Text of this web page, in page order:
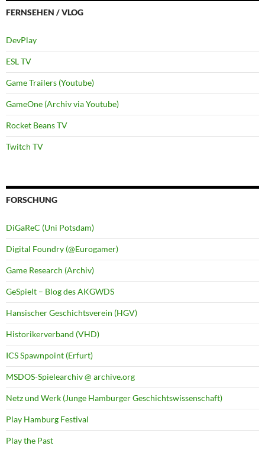
FERNSEHEN / VLOG
DevPlay
ESL TV
Game Trailers (Youtube)
GameOne (Archiv via Youtube)
Rocket Beans TV
Twitch TV
FORSCHUNG
DiGaReC (Uni Potsdam)
Digital Foundry (@Eurogamer)
Game Research (Archiv)
GeSpielt – Blog des AKGWDS
Hansischer Geschichtsverein (HGV)
Historikerverband (VHD)
ICS Spawnpoint (Erfurt)
MSDOS-Spielearchiv @ archive.org
Netz und Werk (Junge Hamburger Geschichtswissenschaft)
Play Hamburg Festival
Play the Past